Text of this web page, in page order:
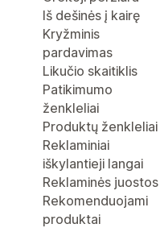
Iš dešinės į kairę
Kryžminis
pardavimas
Likučio skaitiklis
Patikimumo
ženkleliai
Produktų ženkleliai
Reklaminiai
iškylantieji langai
Reklaminės juostos
Rekomenduojami
produktai